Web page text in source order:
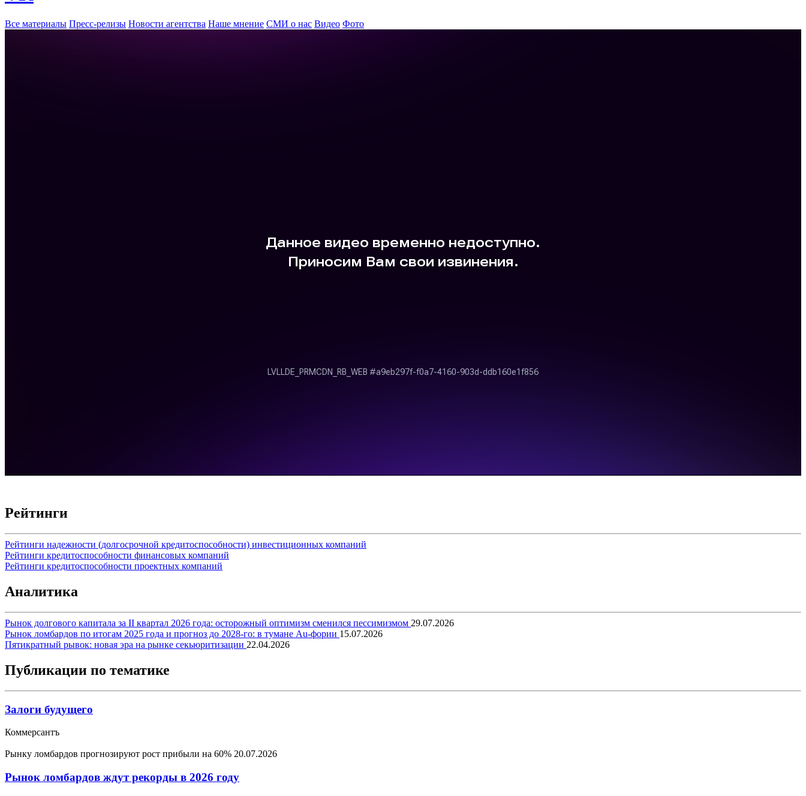
Все материалы Пресс-релизы Новости агентства Наше мнение СМИ о нас Видео Фото
Рейтинги
Рейтинги надежности (долгосрочной кредитоспособности) инвестиционных компаний
Рейтинги кредитоспособности финансовых компаний
Рейтинги кредитоспособности проектных компаний
Аналитика
Рынок долгового капитала за II квартал 2026 года: осторожный оптимизм сменился пессимизмом 29.07.2026
Рынок ломбардов по итогам 2025 года и прогноз до 2028-го: в тумане Au-фории 15.07.2026
Пятикратный рывок: новая эра на рынке секьюритизации 22.04.2026
Публикации по тематике
Залоги будущего
Коммерсантъ
Рынку ломбардов прогнозируют рост прибыли на 60% 20.07.2026
Рынок ломбардов ждут рекорды в 2026 году